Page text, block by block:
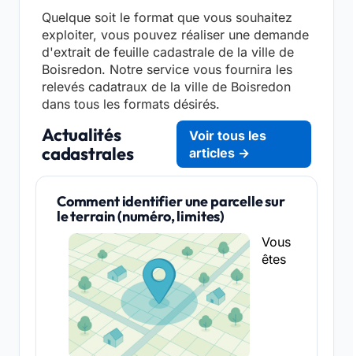
Quelque soit le format que vous souhaitez
exploiter, vous pouvez réaliser une demande
d'extrait de feuille cadastrale de la ville de
Boisredon. Notre service vous fournira les
relevés cadatraux de la ville de Boisredon
dans tous les formats désirés.
Actualités
cadastrales
Voir tous les
articles →
Comment identifier une parcelle sur
le terrain (numéro, limites)
Vous
êtes